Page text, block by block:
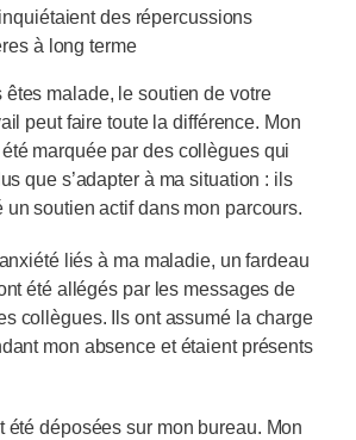
des répercussions
à long terme
êtes malade, le soutien de votre
peut faire toute la différence. Mon
marquée par des collègues qui
que s’adapter à ma situation : ils
un soutien actif dans mon parcours.
liés à ma maladie, un fardeau
été allégés par les messages de
collègues. Ils ont assumé la charge
mon absence et étaient présents
été déposées sur mon bureau. Mon